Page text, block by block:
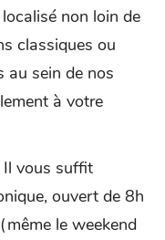
non loin de
classiques ou
au sein de nos
à votre
vous suffit
ouvert de 8h
le weekend